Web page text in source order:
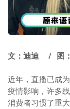
文：迪迪 / 图
近年，直播已成
疫情影响，许多
消费者习惯了重